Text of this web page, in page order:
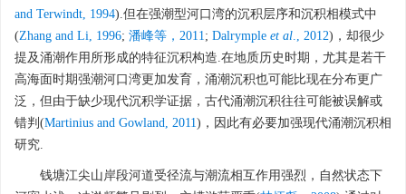
and Terwindt, 1994).但在强潮型河口湾的沉积层序和沉积相模式中
(Zhang and Li, 1996; 潘峰等，2011; Dalrymple et al., 2012)，却很少
提及涌潮作用所形成的特征沉积构造.在地质历史时期，尤其是若干
高海面时期强潮河口湾更加发育，涌潮沉积也可能比现在分布更广
泛，但由于缺少现代沉积学证据，古代涌潮沉积往往可能被误解或
错判(Martinius and Gowland, 2011)，因此有必要加强现代涌潮沉积相
研究.
钱塘江尖山岸段河道受径流与潮流相互作用强烈，自然状态下